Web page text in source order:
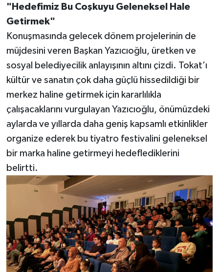
"Hedefimiz Bu Coşkuyu Geleneksel Hale
Getirmek"
Konuşmasında gelecek dönem projelerinin de
müjdesini veren Başkan Yazıcıoğlu, üretken ve
sosyal belediyecilik anlayışının altını çizdi. Tokat’ı
kültür ve sanatın çok daha güçlü hissedildiği bir
merkez haline getirmek için kararlılıkla
çalışacaklarını vurgulayan Yazıcıoğlu, önümüzdeki
aylarda ve yıllarda daha geniş kapsamlı etkinlikler
organize ederek bu tiyatro festivalini geleneksel
bir marka haline getirmeyi hedeflediklerini
belirtti.